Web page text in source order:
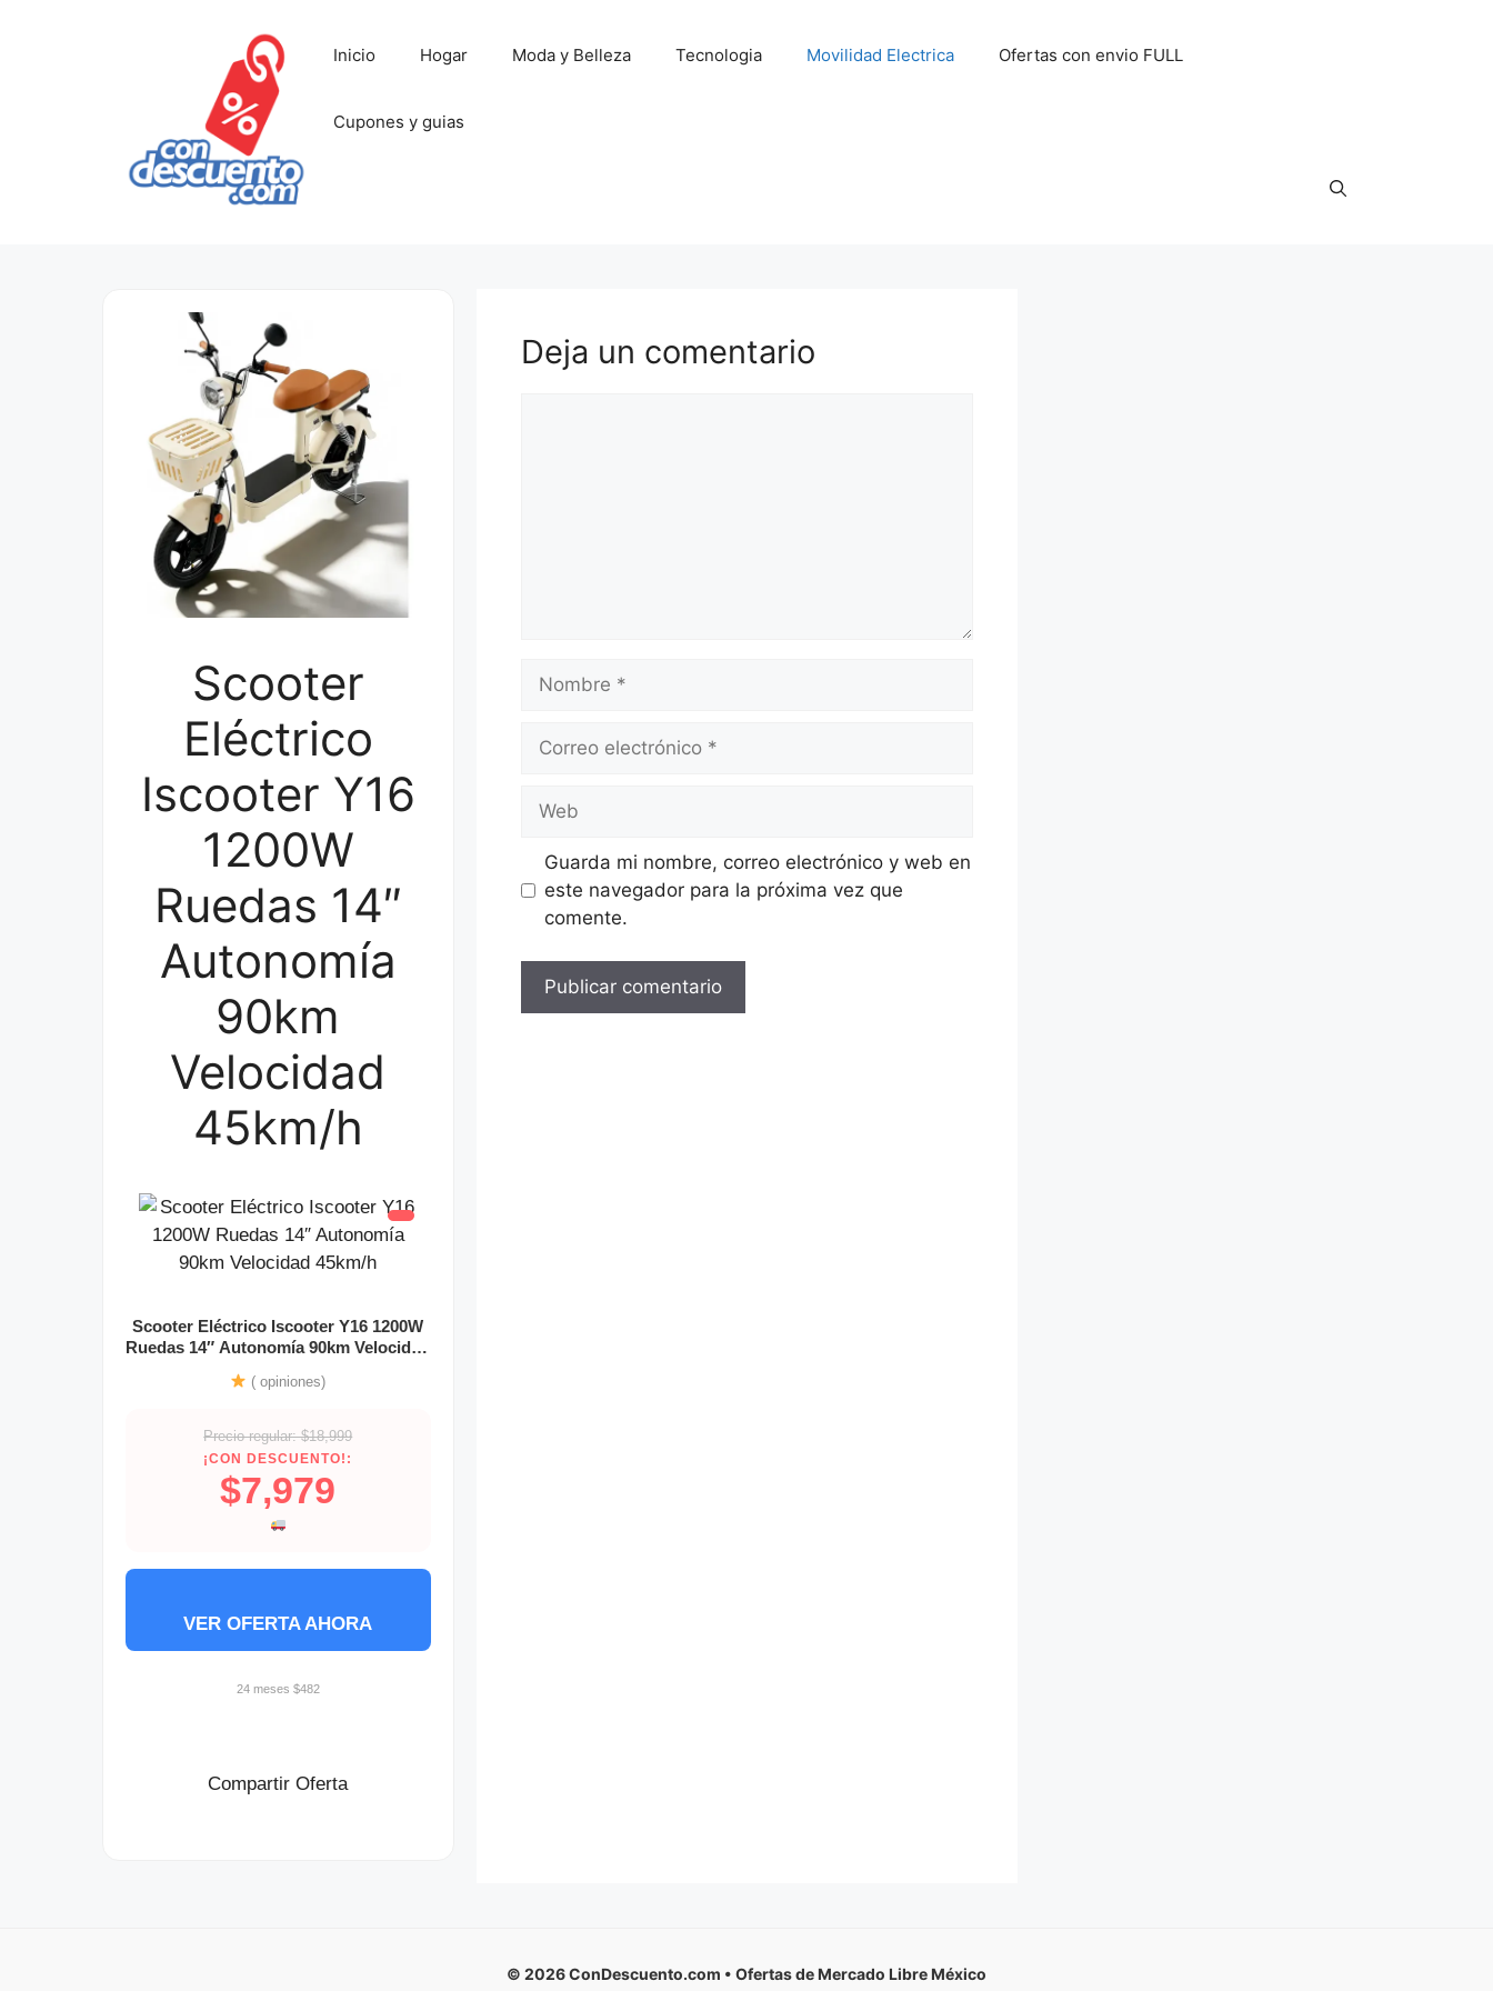
Inicio Hogar Moda y Belleza Tecnologia Movilidad Electrica Ofertas con envio FULL
Cupones y guias
Scooter
Eléctrico
Iscooter Y16
1200W
Ruedas 14″
Autonomía
90km
Velocidad
45km/h
Scooter Eléctrico Iscooter Y16 1200W
Ruedas 14″ Autonomía 90km Velocidad
( opiniones)
Precio regular: $18,999
¡CON DESCUENTO!:
$7,979
VER OFERTA AHORA
24 meses $482
Compartir Oferta
Deja un comentario
Nombre
Correo
Web
Guarda mi nombre, correo electrónico y web en
este navegador para la próxima vez que
comente.